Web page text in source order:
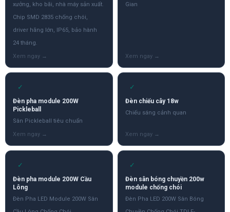
xưởng, kho bãi, nhà máy sản xuất.
Chip SMD 2835 chống chói,
driver hãng lớn, IP65, bảo hành
24 tháng.
Gian
✓
Đèn pha module 200W
Pickleball
Sân Pickleball tiêu chuẩn
✓
Đèn chiếu cây 18w
Chiếu sáng cảnh quan
✓
Đèn pha module 200W Cầu
Lông
Đèn Pha LED Module 200W Sân
✓
Đèn sân bóng chuyền 200w
module chống chói
Đèn Pha LED 200W Sân Bóng